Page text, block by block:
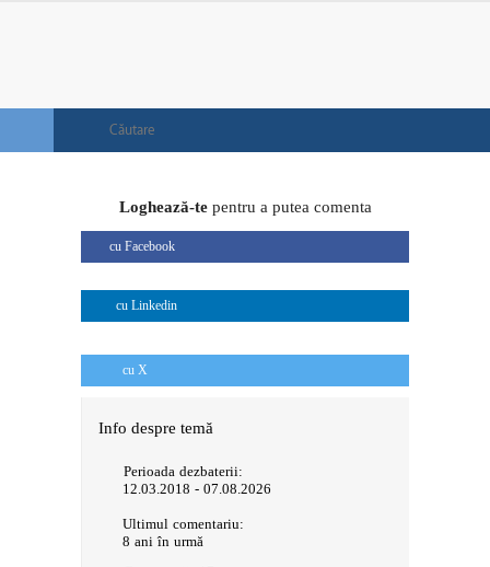
Loghează-tepentru a putea comenta
cu Facebook
cu Linkedin
cu X
Info despre temă
Perioada dezbaterii:
12.03.2018 - 07.08.2026
Ultimul comentariu:
8 ani în urmă